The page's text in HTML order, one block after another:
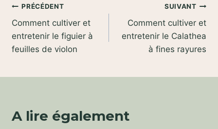
Navigation
de
l’article
PRÉCÉDENT
Comment cultiver et
entretenir le figuier à
feuilles de violon
SUIVANT
Comment cultiver et
entretenir le Calathea
à fines rayures
A lire également